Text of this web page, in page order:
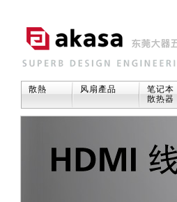
散熱 风扇產品
笔记本
散热器